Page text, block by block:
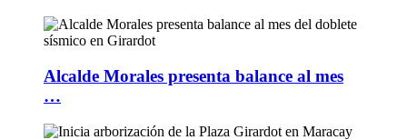
Alcalde Morales presenta balance al mes
…